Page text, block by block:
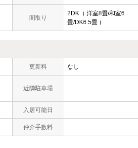
間取り
2DK（ 洋室8畳/和室6
畳/DK6.5畳 ）
更新料 なし
近隣駐車場
入居可能日
仲介手数料